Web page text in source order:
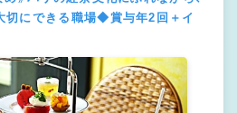
切にできる職場◆賞与年2回＋イ